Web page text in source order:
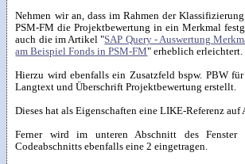
Nehmen wir an, dass im Rahmen der
PSM-FM die Projektbewertung in ein Merkmal
auch die im Artikel "SAP Query - Auswertung
am Beispiel Fonds in PSM-FM" erheblich erleichtert.
Hierzu wird ebenfalls ein Zusatzfeld bspw. PBW
Langtext und Überschrift Projektbewertung erstellt.
Dieses hat als Eigenschaften eine LIKE-Referenz auf
Ferner wird im unteren Abschnitt des Fenster
Codeabschnitts ebenfalls eine 2 eingetragen.